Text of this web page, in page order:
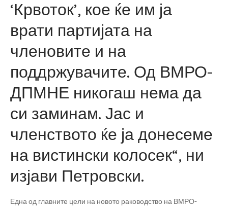
‘Крвоток’, кое ќе им ја
врати партијата на
членовите и на
поддржувачите. Од ВМРО-
ДПМНЕ никогаш нема да
си заминам. Јас и
членството ќе ја донесеме
на вистински колосек“, ни
изјави Петровски.
Една од главните цели на новото раководство на ВМРО-